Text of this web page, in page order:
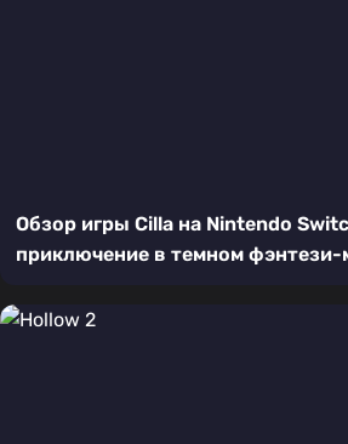
Обзор игры Cilla на Nintendo
приключение в темном фэнтези-